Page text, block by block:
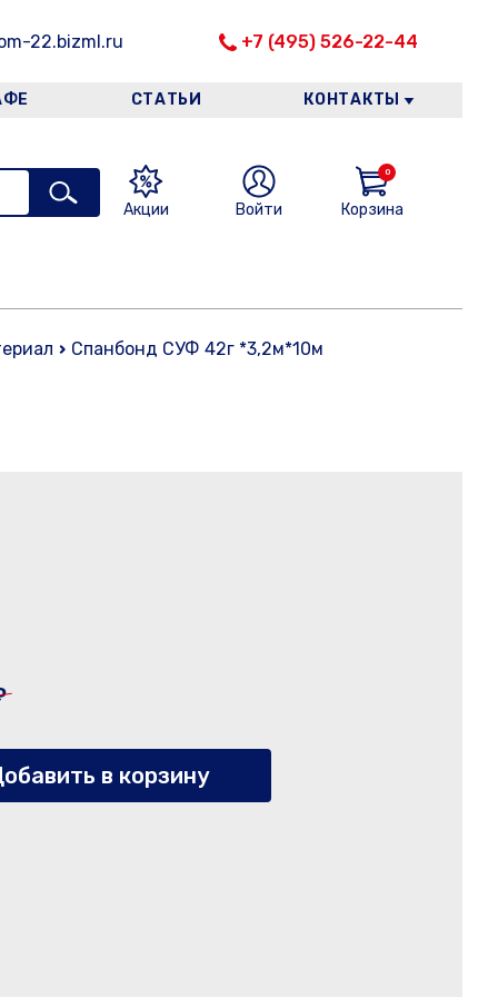
22.bizml.ru +7 (495) 526-22-44
СТАТЬИ КОНТАКТЫ
Акции Войти Корзина
0
Спанбонд СУФ 42г *3,2м*10м
в корзину